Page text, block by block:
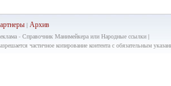
|Архив
- Справочник Манимейкера или Народные ссылки |
частичное копирование контента с обязательным